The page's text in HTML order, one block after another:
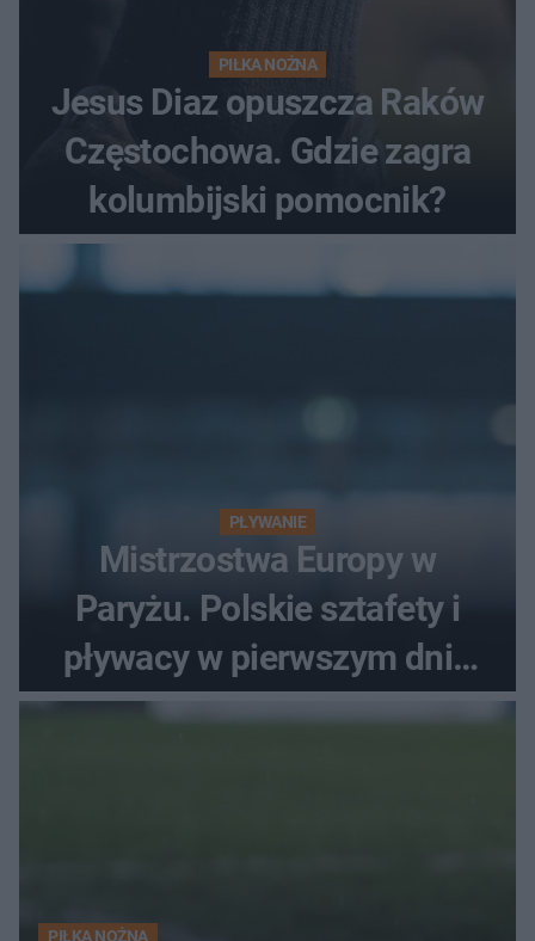
PIŁKA NOŻNA
Jesus Diaz opuszcza Raków
Częstochowa. Gdzie zagra
kolumbijski pomocnik?
PŁYWANIE
Mistrzostwa Europy w
Paryżu. Polskie sztafety i
pływacy w pierwszym dniu
finałów
PIŁKA NOŻNA